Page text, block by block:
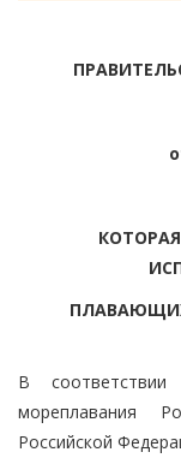
В
мореплавания
Российской